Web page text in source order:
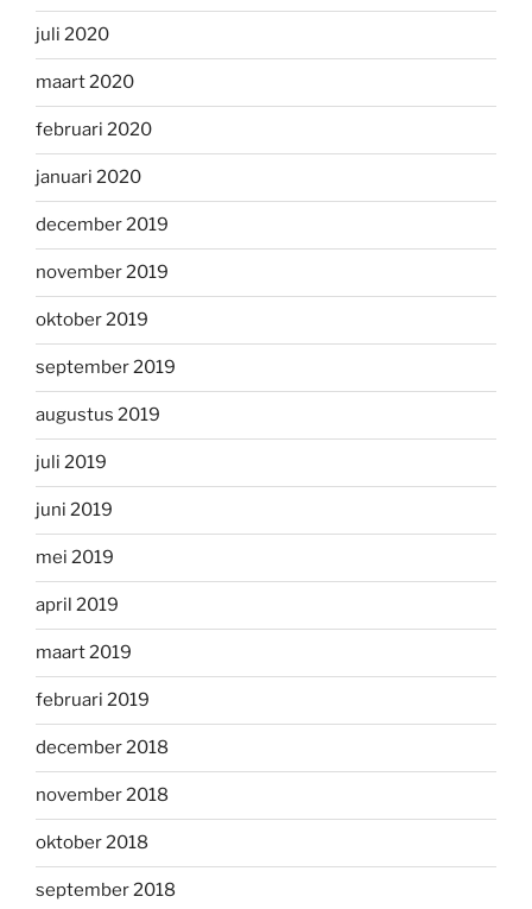
juli 2020
maart 2020
februari 2020
januari 2020
december 2019
november 2019
oktober 2019
september 2019
augustus 2019
juli 2019
juni 2019
mei 2019
april 2019
maart 2019
februari 2019
december 2018
november 2018
oktober 2018
september 2018